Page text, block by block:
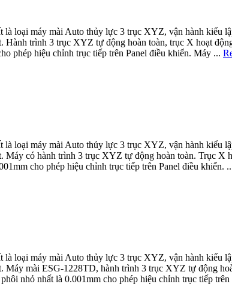
loại máy mài Auto thủy lực 3 trục XYZ, vận hành kiểu
trình 3 trục XYZ tự động hoàn toàn, trục X hoạt
phép hiệu chỉnh trục tiếp trên Panel điều khiển. Máy ...
loại máy mài Auto thủy lực 3 trục XYZ, vận hành kiểu
có hành trình 3 trục XYZ tự động hoàn toàn. Trục
cho phép hiệu chỉnh trục tiếp trên Panel điều khiển.
loại máy mài Auto thủy lực 3 trục XYZ, vận hành kiểu
mài ESG-1228TD, hành trình 3 trục XYZ tự động
nhỏ nhất là 0.001mm cho phép hiệu chỉnh trục tiếp trên